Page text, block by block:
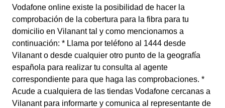
Vodafone online existe la posibilidad de hacer la
comprobación de la cobertura para la fibra para tu
domicilio en Vilanant tal y como mencionamos a
continuación: * Llama por teléfono al 1444 desde
Vilanant o desde cualquier otro punto de la geografía
española para realizar tu consulta al agente
correspondiente para que haga las comprobaciones. *
Acude a cualquiera de las tiendas Vodafone cercanas a
Vilanant para informarte y comunica al representante de